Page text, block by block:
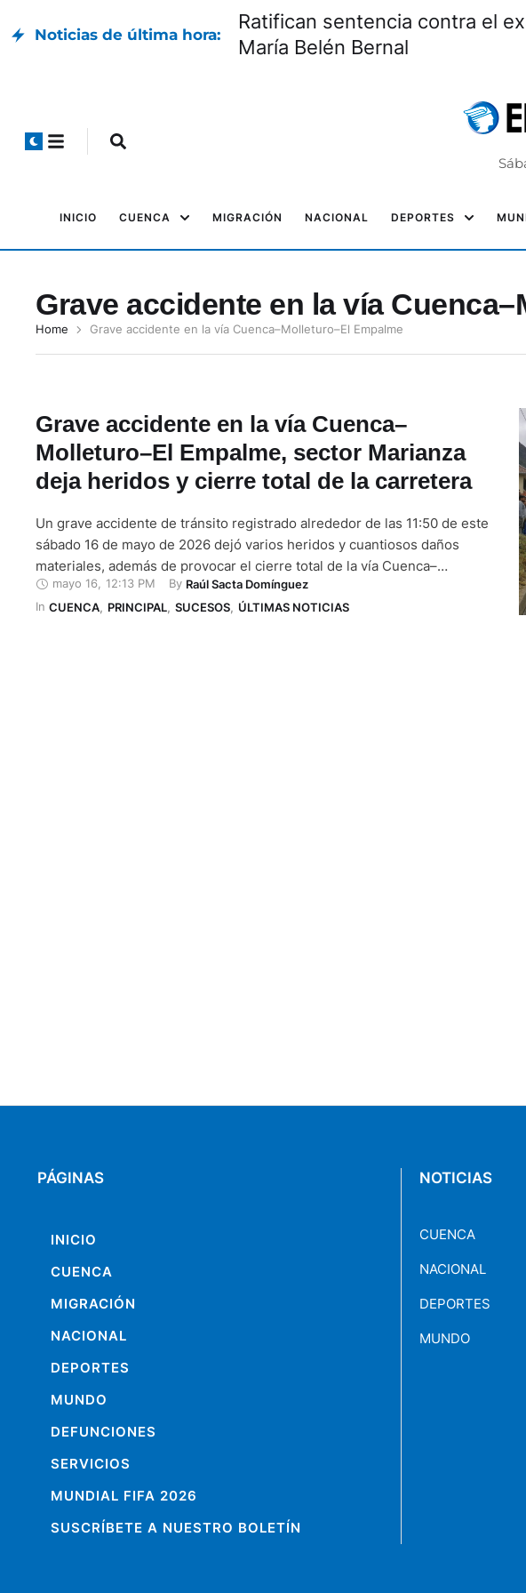
Noticias de última hora:
Ratifican sentencia contra el
María Belén Bernal
INICIO CUENCA MIGRACIÓN NACIONAL DEPORTES
Grave accidente en la vía
Home Grave accidente en la vía Cuenca–Molleturo–El Empalme
Grave accidente en la vía Cuenca–
Molleturo–El Empalme, sector Marianza
deja heridos y cierre total de la carretera
Un grave accidente de tránsito registrado alrededor de las 11:50 de este
sábado 16 de mayo de 2026 dejó varios heridos y cuantiosos daños
materiales, además de provocar el cierre total de la vía Cuenca–
Molleturo–El Empalme, una de las principales conexiones
entre Cuenca y la provincia del Guayas. El siniestro ocurrió en el
mayo 16 12:13 PM By Raúl Sacta Domínguez
In CUENCA, PRINCIPAL, SUCESOS, ÚLTIMAS NOTICIAS
PÁGINAS
INICIO
CUENCA
MIGRACIÓN
NACIONAL
DEPORTES
MUNDO
DEFUNCIONES
SERVICIOS
MUNDIAL FIFA 2026
SUSCRÍBETE A NUESTRO BOLETÍN
NOTICIAS
CUENCA
NACIONAL
DEPORTES
MUNDO